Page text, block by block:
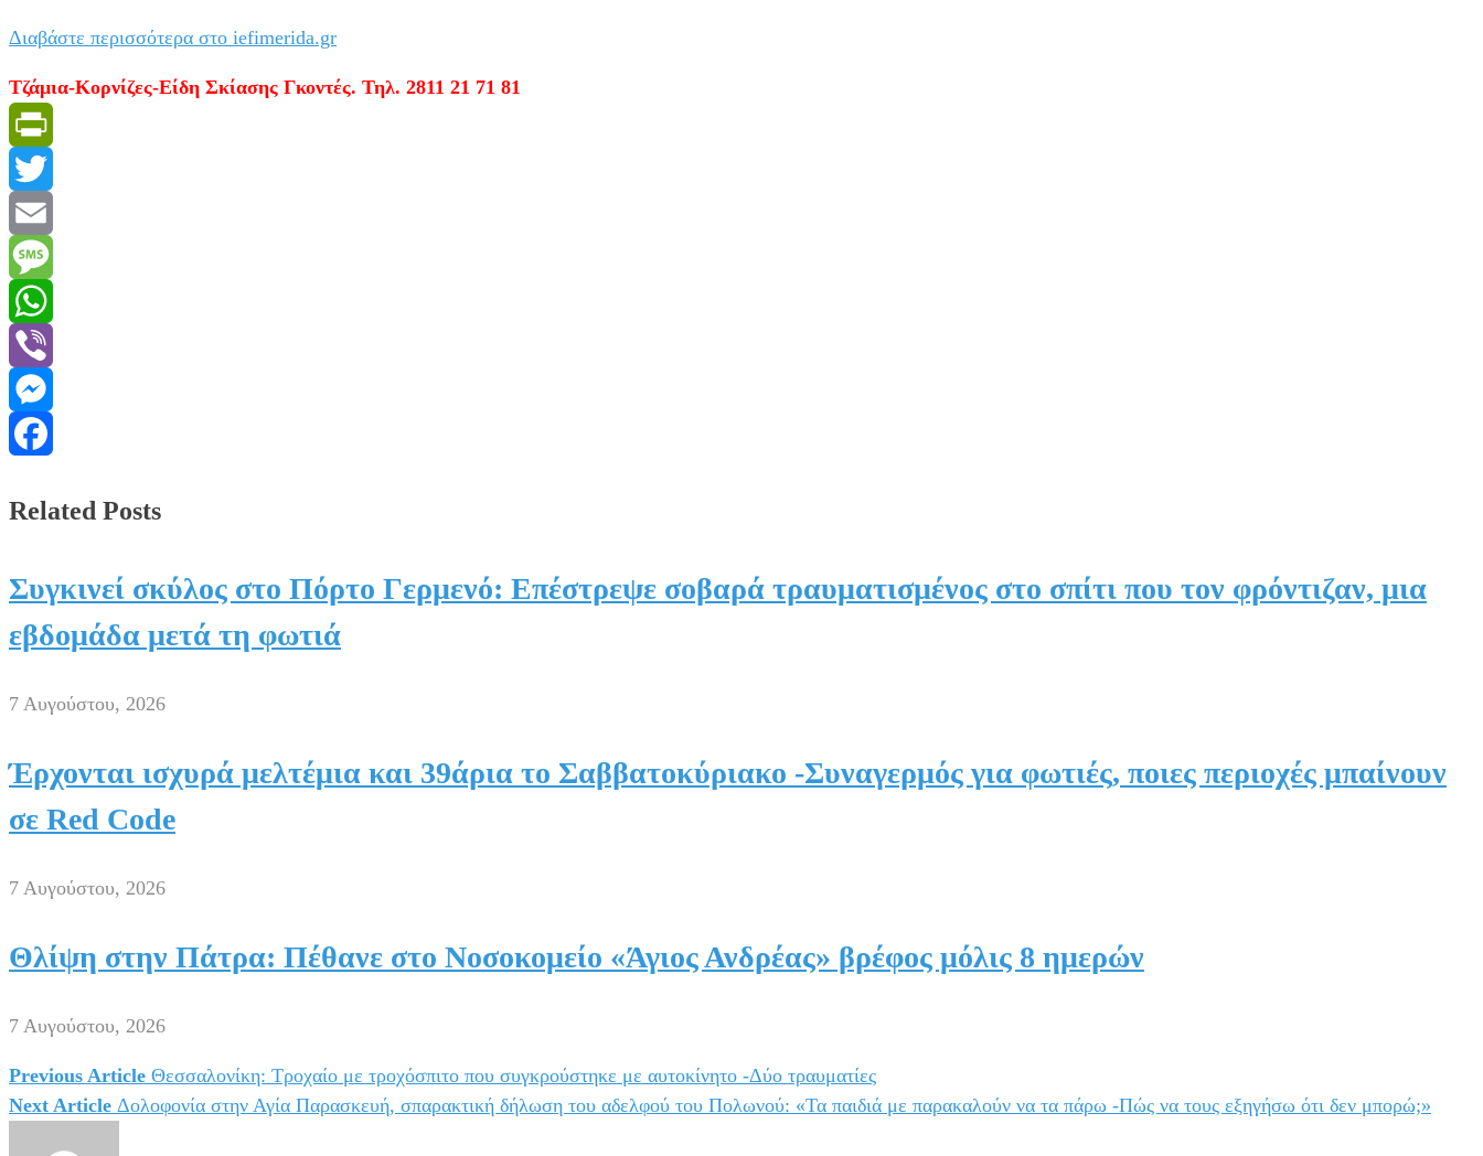
Διαβάστε περισσότερα στο iefimerida.gr
Τζάμια-Κορνίζες-Είδη Σκίασης Γκοντές. Τηλ. 2811 21 71 81
PrintFriendly
Twitter
Email
Message
WhatsApp
Viber
Messenger
Related Posts
Συγκινεί σκύλος στο Πόρτο Γερμενό: Επέστρεψε σοβαρά τραυματισμένος στο σπίτι που τον φρόντιζαν, μια
εβδομάδα μετά τη φωτιά
7 Αυγούστου, 2026
Έρχονται ισχυρά μελτέμια και 39άρια το Σαββατοκύριακο -Συναγερμός για φωτιές, ποιες περιοχές μπαίνουν
σε Red Code
7 Αυγούστου, 2026
Θλίψη στην Πάτρα: Πέθανε στο Νοσοκομείο «Άγιος Ανδρέας» βρέφος μόλις 8 ημερών
7 Αυγούστου, 2026
Πλοήγηση
Previous Article Θεσσαλονίκη: Τροχαίο με τροχόσπιτο που συγκρούστηκε με αυτοκίνητο -Δύο τραυματίες
Next Article Δολοφονία στην Αγία Παρασκευή, σπαρακτική δήλωση του αδελφού του Πολωνού: «Τα παιδιά με παρακαλούν να τα πάρω -Πώς να τους εξηγήσω ότι δεν μπορώ;»